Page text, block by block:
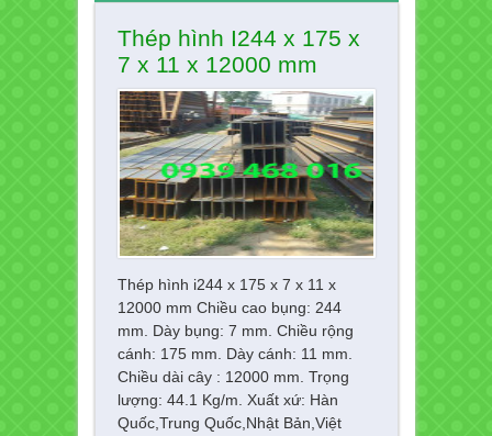
Thép hình I244 x 175 x
7 x 11 x 12000 mm
Thép hình i244 x 175 x 7 x 11 x
12000 mm Chiều cao bụng: 244
mm. Dày bụng: 7 mm. Chiều rộng
cánh: 175 mm. Dày cánh: 11 mm.
Chiều dài cây : 12000 mm. Trọng
lượng: 44.1 Kg/m. Xuất xứ: Hàn
Quốc,Trung Quốc,Nhật Bản,Việt